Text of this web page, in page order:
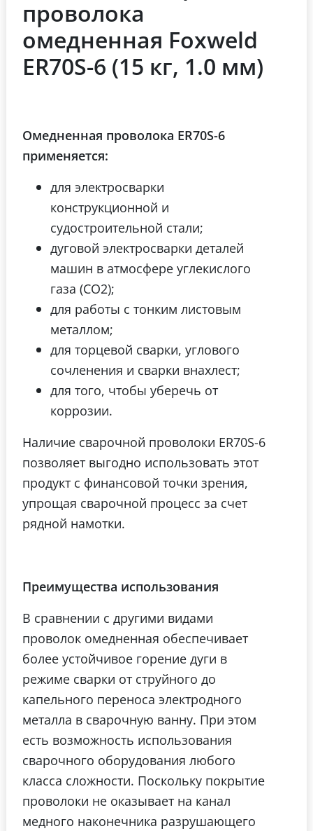
проволока
омедненная Foxweld
ER70S-6 (15 кг, 1.0 мм)
Омедненная проволока ER70S-6
применяется:
для электросварки
конструкционной и
судостроительной стали;
дуговой электросварки деталей
машин в атмосфере углекислого
газа (СО2);
для работы с тонким листовым
металлом;
для торцевой сварки, углового
сочленения и сварки внахлест;
для того, чтобы уберечь от
коррозии.
Наличие сварочной проволоки ER70S-6
позволяет выгодно использовать этот
продукт с финансовой точки зрения,
упрощая сварочной процесс за счет
рядной намотки.
Преимущества использования
В сравнении с другими видами
проволок омедненная обеспечивает
более устойчивое горение дуги в
режиме сварки от струйного до
капельного переноса электродного
металла в сварочную ванну. При этом
есть возможность использования
сварочного оборудования любого
класса сложности. Поскольку покрытие
проволоки не оказывает на канал
медного наконечника разрушающего